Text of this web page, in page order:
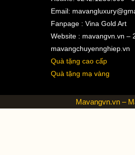
Email:
Fanpage : Vina Gold Art
Website : mavangvn.vn –
mavangchuyennghiep.vn
Quà tặng cao cấp
Quà tặng mạ vàng
Mavangvn.vn –